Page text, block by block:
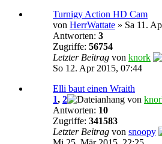
Turnigy Action HD Cam
von HerrWattate » Sa 11.
Antworten: 3
Zugriffe: 56754
Letzter Beitrag von knork
So 12. Apr 2015, 07:44
Elli baut einen Wraith
1, 2 von
Antworten: 10
Zugriffe: 341583
Letzter Beitrag von snoopy